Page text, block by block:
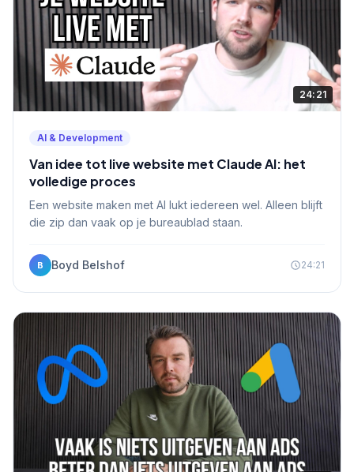
24:21
AI & Development
Van idee tot live website met Claude AI: het
volledige proces
Een website maken met AI lukt iedereen wel. Alleen blijft
die zip dan vaak op je bureaublad staan.
B Boyd Belshof 24:21